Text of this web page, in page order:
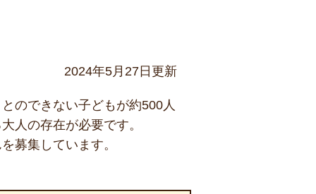
2024年5月27日更新
のできない子どもが約500人
人の存在が必要です。
募集しています。